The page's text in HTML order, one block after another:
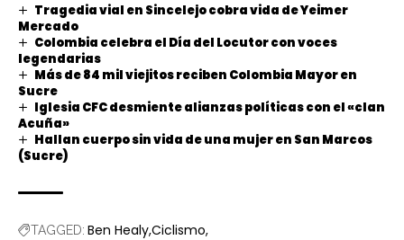
Tragedia vial en Sincelejo cobra vida de Yeimer
Mercado
Colombia celebra el Día del Locutor con voces
legendarias
Más de 84 mil viejitos reciben Colombia Mayor en
Sucre
Iglesia CFC desmiente alianzas políticas con el «clan
Acuña»
Hallan cuerpo sin vida de una mujer en San Marcos
(Sucre)
TAGGED: Ben HealyCiclismo